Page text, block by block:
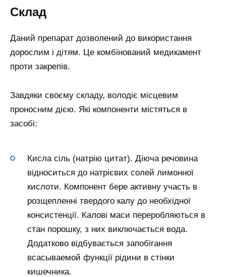
Склад
Даний препарат дозволений до використання
дорослим і дітям. Це комбінований медикамент
проти закрепів.
Завдяки своєму складу, володіє місцевим
проносним дією. Які компоненти містяться в
засобі:
Кисла сіль (натрію цитат). Діюча речовина
відноситься до натрієвих солей лимонної
кислоти. Компонент бере активну участь в
розщепленні твердого калу до необхідної
консистенції. Калові маси переробляються в
стан порошку, з них виключається вода.
Додатково відбувається запобігання
всасываемой функції рідини в стінки
кишечника.